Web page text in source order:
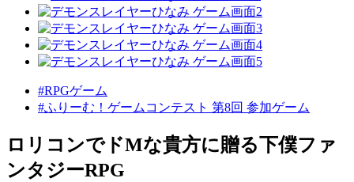
#RPGゲーム
#ふりーむ！ゲームコンテスト 第8回 参加ゲーム
ロリコンでドMな貴方に贈る下僕ファ
ンタジーRPG